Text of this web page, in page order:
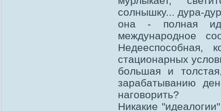
солнышку... дура-
она - полная
международное
Недееспособная,
стационарных
большая и
зарабатыванию
наговорить?
Никакие